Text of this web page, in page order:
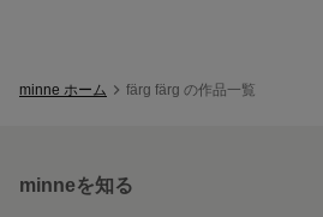
minne ホーム färg färg の作品一覧
minneを知る